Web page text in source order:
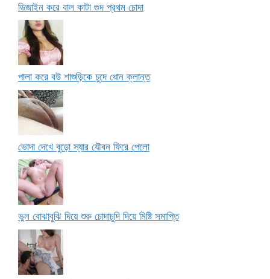
ডিজাইন করে বাল কাটা গুদ প্রথম চোদা
পালা করে বউ শাশুড়িকে চুদে ধোন ক্লান্ত
ভোদা দেখে বুড়ো স্যার যৌবন ফিরে পেলো
ভুল বোঝাবুঝি দিয়ে শুরু চোদাচুদি দিয়ে মিষ্টি সমাপ্তি